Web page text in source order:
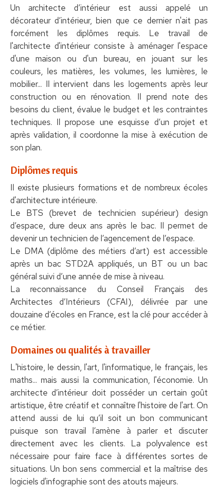
Un architecte d’intérieur est aussi appelé un
décorateur d’intérieur, bien que ce dernier n'ait pas
forcément les diplômes requis. Le travail de
l'architecte d'intérieur consiste à aménager l'espace
d'une maison ou d'un bureau, en jouant sur les
couleurs, les matières, les volumes, les lumières, le
mobilier... Il intervient dans les logements après leur
construction ou en rénovation. Il prend note des
besoins du client, évalue le budget et les contraintes
techniques. Il propose une esquisse d’un projet et
après validation, il coordonne la mise à exécution de
son plan.
Diplômes requis
Il existe plusieurs formations et de nombreux écoles
d'architecture intérieure.
Le BTS (brevet de technicien supérieur) design
d’espace, dure deux ans après le bac. Il permet de
devenir un technicien de l’agencement de l’espace.
Le DMA (diplôme des métiers d’art) est accessible
après un bac STD2A appliqués, un BT ou un bac
général suivi d’une année de mise à niveau.
La reconnaissance du Conseil Français des
Architectes d’Intérieurs (CFAI), délivrée par une
douzaine d’écoles en France, est la clé pour accéder à
ce métier.
Domaines ou qualités à travailler
L'histoire, le dessin, l'art, l'informatique, le français, les
maths... mais aussi la communication, l'économie. Un
architecte d’intérieur doit posséder un certain goût
artistique, être créatif et connaître l'histoire de l'art. On
attend aussi de lui qu’il soit un bon communicant
puisque son travail l’amène à parler et discuter
directement avec les clients. La polyvalence est
nécessaire pour faire face à différentes sortes de
situations. Un bon sens commercial et la maîtrise des
logiciels d'infographie sont des atouts majeurs.